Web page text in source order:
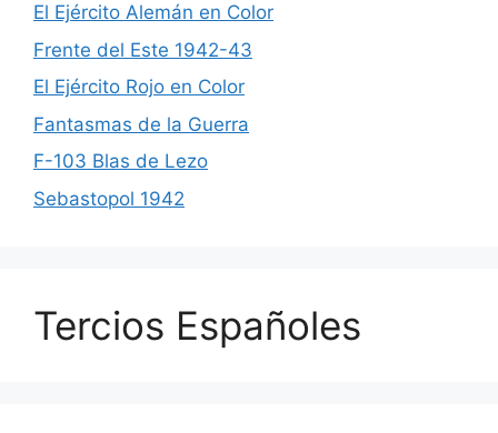
El Ejército Alemán en Color
Frente del Este 1942-43
El Ejército Rojo en Color
Fantasmas de la Guerra
F-103 Blas de Lezo
Sebastopol 1942
Tercios Españoles